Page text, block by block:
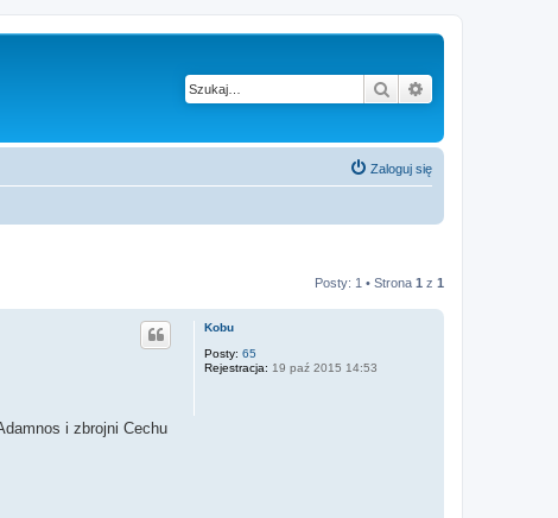
Szukaj
Zaloguj się
Posty: 1 • Strona 1 z 1
Kobu
Posty: 65
Rejestracja: 19 paź 2015 14:53
i zbrojni Cechu